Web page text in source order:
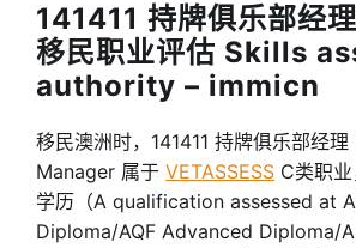
141411 持牌俱乐部经
移民职业评估 Skills
authority – immicn
移民澳洲时，141411 持牌俱乐部经
Manager 属于 VETASSESS C类职
学历（A qualification assessed at
Diploma/AQF Advanced Diploma/